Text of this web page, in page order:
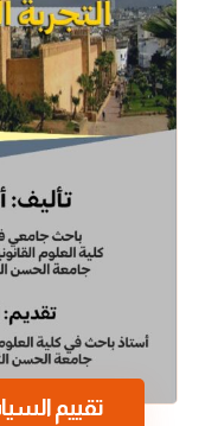
تقييم